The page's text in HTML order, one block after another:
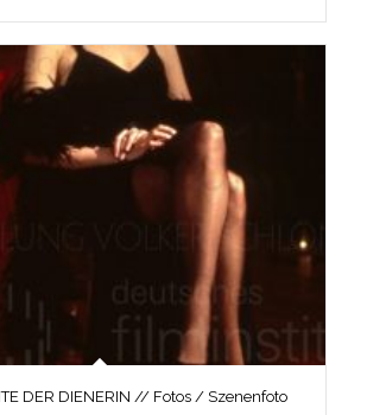
DER DIENERIN // Fotos / Szenenfoto